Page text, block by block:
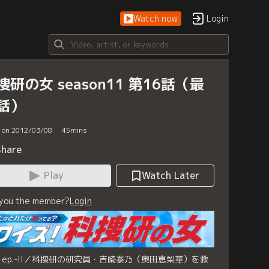
Watch now Login
研の女 season11 第16話（最
）
2012/03/08 45mins
Play
Watch Later
the member?Login
II／科捜研の研究員・吉崎泰乃（奥田恵梨華）を救